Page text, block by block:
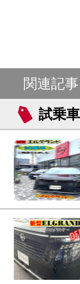
関連記事
試乗